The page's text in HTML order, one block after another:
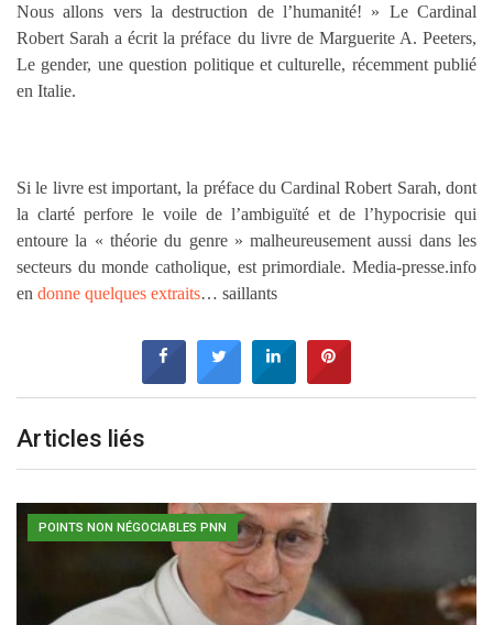
Nous allons vers la destruction de l’humanité! » Le Cardinal
Robert Sarah a écrit la préface du livre de Marguerite A. Peeters,
Le gender, une question politique et culturelle, récemment publié
en Italie.
Si le livre est important, la préface du Cardinal Robert Sarah, dont
la clarté perfore le voile de l’ambiguïté et de l’hypocrisie qui
entoure la « théorie du genre » malheureusement aussi dans les
secteurs du monde catholique, est primordiale. Media-presse.info
en donne quelques extraits… saillants
Articles liés
POINTS NON NÉGOCIABLES PNN